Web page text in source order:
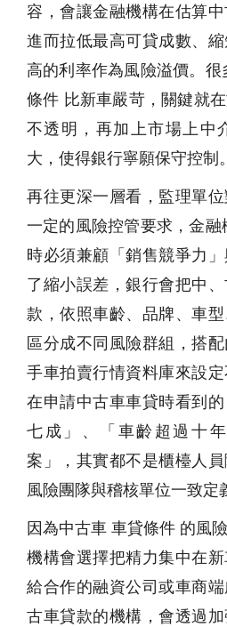
容，會讓金融機構在估算中
進而拉低最高可貸成數、
高的利率作為風險溢價。
條件 比新車嚴苛，關鍵就
不透明，再加上市場上中
大，使得銀行寧願保守控制。
再往更深一層看，監理單
一定的風險控管要求，金
時必須兼顧「銷售競爭力
了縮小誤差，銀行會把中
款，依照車齡、品牌、車
區分成不同風險群組，搭
手車拍賣行情資料庫來設
在申請中古車車貸時看到
七成」、「車齡超過十
案」，其實都不是櫃檯人
風險團隊與稽核單位一致定
因為中古車 車貸條件 的風
機構會選擇把精力集中在
給合作的融資公司或車商
古車貸款的機構，會透過